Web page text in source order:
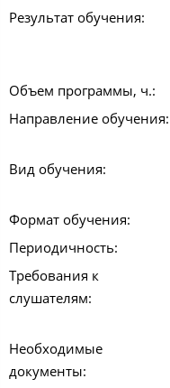
Результат обучения:
Объем программы, ч.:
Направление обучения:
Вид обучения:
Формат обучения:
Периодичность:
Требования к
слушателям:
Необходимые
документы: